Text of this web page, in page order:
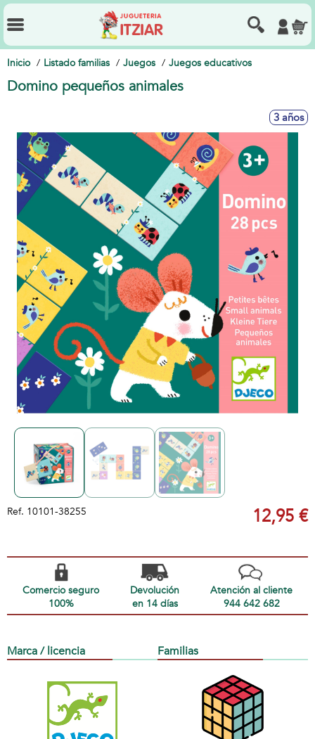
Inicio Listado familias Juegos Juegos educativos
Domino pequeños animales
3 años
Ref. 10101-38255 12,95 €
Comercio seguro
100%
Devolución
en 14 días
Atención al cliente
944 642 682
Marca / licencia Familias